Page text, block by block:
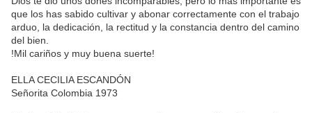
que los has sabido cultivar y abonar correctamente con el trabajo
arduo, la dedicación, la rectitud y la constancia dentro del camino
del bien.
!Mil cariños y muy buena suerte!
ELLA CECILIA ESCANDÓN
Señorita Colombia 1973